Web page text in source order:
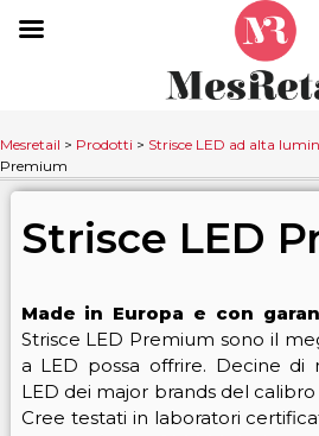
Mesretail > Prodotti > Strisce LED ad alta
Premium
Strisce LED
Made in Europa e con
Strisce LED Premium sono il
a LED possa offrire. Decine
LED dei major brands del
Cree testati in laboratori